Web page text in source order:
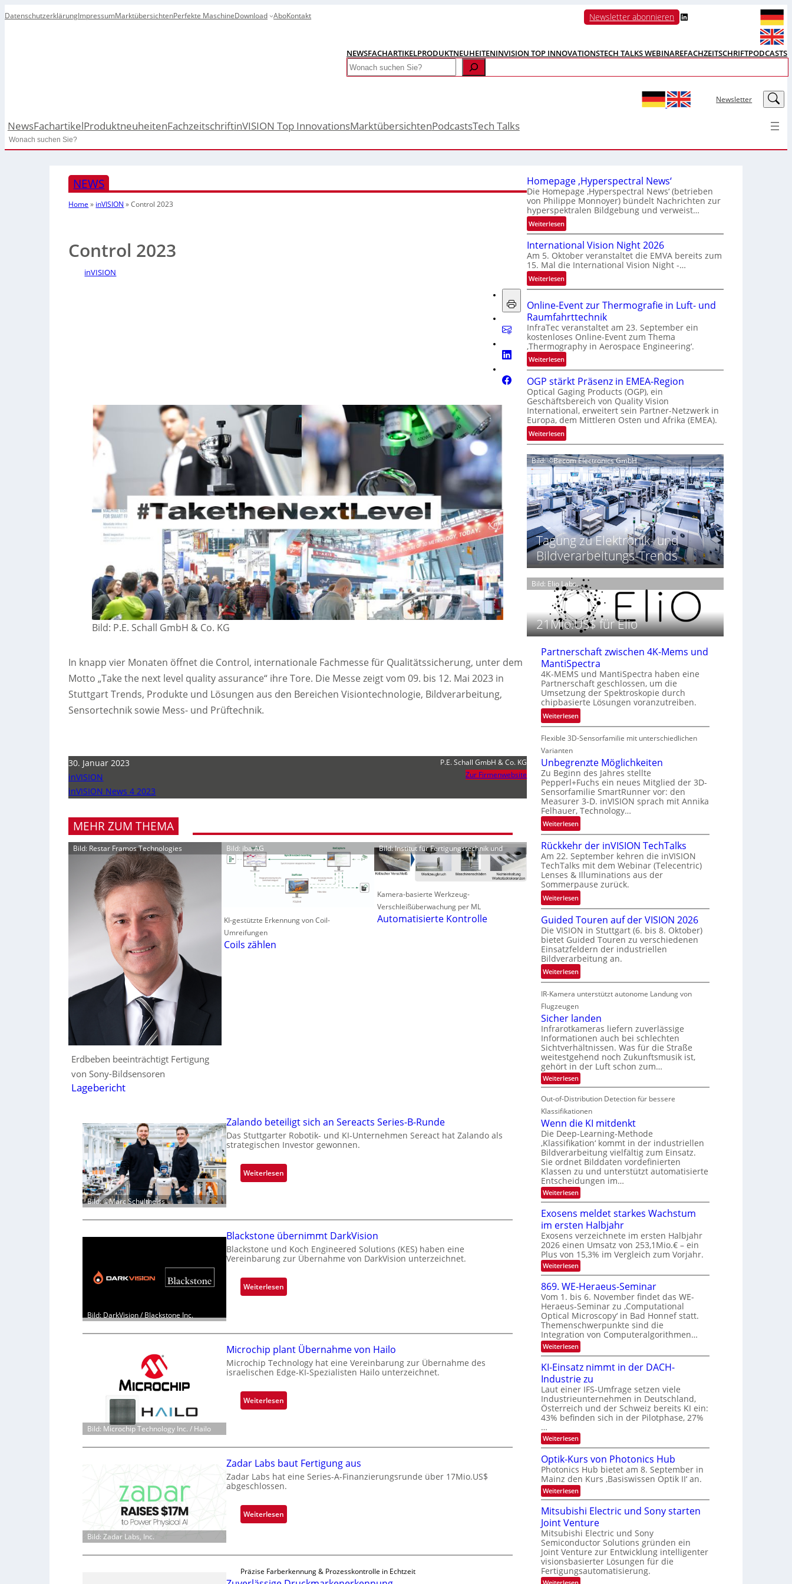
DatenschutzerklärungImpressumMarktübersichtenPerfekte MaschineDownload AboKontakt Newsletter abonnieren LinkedIn
NEWSFACHARTIKELPRODUKTNEUHEITENINVISION TOP INNOVATIONSTECH TALKS WEBINAREFACHZEITSCHRIFTPODCASTS
Search
Newsletter LinkedIn
NewsFachartikelProduktneuheitenFachzeitschriftinVISION Top InnovationsMarktübersichtenPodcastsTech Talks
Search
NEWS
Home » inVISION »Control 2023
Control 2023
inVISION
Bild: P.E. Schall GmbH & Co. KG
In knapp vier Monaten öffnet die Control, internationale Fachmesse für Qualitätssicherung, unter dem
Motto „Take the next level quality assurance“ ihre Tore. Die Messe zeigt vom 09. bis 12. Mai 2023 in
Stuttgart Trends, Produkte und Lösungen aus den Bereichen Visiontechnologie, Bildverarbeitung,
Sensortechnik sowie Mess- und Prüftechnik.
30. Januar 2023
inVISION
inVISION News 4 2023
P.E. Schall GmbH & Co. KG
Zur Firmenwebsite
MEHR ZUM THEMA
Bild: Restar Framos Technologies
Erdbeben beeinträchtigt Fertigung
von Sony-Bildsensoren
Lagebericht
Bild: iba AG
KI-gestützte Erkennung von Coil-
Umreifungen
Coils zählen
Bild: Institut für Fertigungstechnik und
Kamera-basierte Werkzeug-
Verschleißüberwachung per ML
Automatisierte Kontrolle
Bild: ©Marc Schultheiss
Zalando beteiligt sich an Sereacts Series-B-Runde
Das Stuttgarter Robotik- und KI-Unternehmen Sereact hat Zalando als
strategischen Investor gewonnen.
Weiterlesen:
Z
a
n
d
o
e
t
l
i
g
t
c
n
e
r
a
c
S
e
r
Bild: DarkVision / Blackstone Inc.
Blackstone übernimmt DarkVision
Blackstone und Koch Engineered Solutions (KES) haben eine
Vereinbarung zur Übernahme von DarkVision unterzeichnet.
Weiterlesen:
B
c
k
s
t
n
e
e
r
n
i
m
t
r
k
Bild: Microchip Technology Inc. / Hailo
Microchip plant Übernahme von Hailo
Microchip Technology hat eine Vereinbarung zur Übernahme des
israelischen Edge-KI-Spezialisten Hailo unterzeichnet.
Weiterlesen:
M
r
o
c
h
p
p
t
Bild: Zadar Labs, Inc.
Zadar Labs baut Fertigung aus
Zadar Labs hat eine Series-A-Finanzierungsrunde über 17Mio.US$
abgeschlossen.
Weiterlesen:
Z
r
Präzise Farberkennung & Prozesskontrolle in Echtzeit
Homepage ‚Hyperspectral News‘
Die Homepage ‚Hyperspectral News‘ (betrieben
von Philippe Monnoyer) bündelt Nachrichten zur
hyperspektralen Bildgebung und verweist…
Weiterlesen:
H
o
m
e
p
a
‚
H
y
e
r
s
p
e
c
t
r
a
l
N
e
w
s
‘
International Vision Night 2026
Am 5. Oktober veranstaltet die EMVA bereits zum
15. Mal die International Vision Night -…
Weiterlesen:
I
t
e
r
n
t
i
o
n
a
l
V
i
s
i
n
N
i
g
h
t
2
0
2
6
Online-Event zur Thermografie in Luft- und
Raumfahrttechnik
InfraTec veranstaltet am 23. September ein
kostenloses Online-Event zum Thema
‚Thermography in Aerospace Engineering‘.
Weiterlesen:
O
n
l
i
n
e
-
v
e
n
t
z
u
r
T
e
m
o
g
r
a
f
i
e
i
n
L
u
f
t
-
u
n
d
R
a
u
m
f
h
r
t
t
e
c
h
n
k
OGP stärkt Präsenz in EMEA-Region
Optical Gaging Products (OGP), ein
Geschäftsbereich von Quality Vision
International, erweitert sein Partner-Netzwerk in
Europa, dem Mittleren Osten und Afrika (EMEA).
Weiterlesen:
O
G
P
t
ä
r
k
t
P
r
ä
s
e
n
z
i
n
M
E
A
-
R
e
g
Bild: ©Becom Electronics GmbH
Tagung zu Elektronik- und
Bildverarbeitungs-Trends
Bild: Elio Labs.
21Mio.US$ für Elio
Partnerschaft zwischen 4K-Mems und
MantiSpectra
4K-MEMS und MantiSpectra haben eine
Partnerschaft geschlossen, um die
Umsetzung der Spektroskopie durch
chipbasierte Lösungen voranzutreiben.
Weiterlesen:
P
a
t
n
e
r
c
h
f
t
z
w
i
s
c
h
e
n
4
K
-
M
e
m
s
u
n
d
M
a
n
S
p
e
c
t
r
a
Flexible 3D-Sensorfamilie mit unterschiedlichen
Varianten
Unbegrenzte Möglichkeiten
Zu Beginn des Jahres stellte
Pepperl+Fuchs ein neues Mitglied der 3D-
Sensorfamilie SmartRunner vor: den
Measurer 3-D. inVISION sprach mit Annika
Felhauer, Technology…
Weiterlesen:
U
n
b
e
g
r
e
z
t
e
M
g
l
h
k
e
i
t
e
Rückkehr der inVISION TechTalks
Am 22. September kehren die inVISION
TechTalks mit dem Webinar (Telecentric)
Lenses & Illuminations aus der
Sommerpause zurück.
Weiterlesen:
R
ü
c
k
k
e
h
d
e
r
i
n
V
I
S
I
O
N
T
e
c
h
T
a
l
k
s
Guided Touren auf der VISION 2026
Die VISION in Stuttgart (6. bis 8. Oktober)
bietet Guided Touren zu verschiedenen
Einsatzfeldern der industriellen
Bildverarbeitung an.
Weiterlesen:
G
u
i
d
e
d
T
o
u
r
e
a
u
f
d
e
r
V
I
O
N
2
0
2
6
IR-Kamera unterstützt autonome Landung von
Flugzeugen
Sicher landen
Infrarotkameras liefern zuverlässige
Informationen auch bei schlechten
Sichtverhältnissen. Was für die Straße
weitestgehend noch Zukunftsmusik ist,
gehört in der Luft schon zum…
Weiterlesen:
S
c
h
r
l
a
n
d
e
n
Out-of-Distribution Detection für bessere
Klassifikationen
Wenn die KI mitdenkt
Die Deep-Learning-Methode
‚Klassifikation‘ kommt in der industriellen
Bildverarbeitung vielfältig zum Einsatz.
Sie ordnet Bilddaten vordefinierten
Klassen zu und unterstützt automatisierte
Entscheidungen im…
Weiterlesen:
W
n
n
d
e
K
I
m
i
t
d
e
n
k
t
Exosens meldet starkes Wachstum
im ersten Halbjahr
Exosens verzeichnete im ersten Halbjahr
2026 einen Umsatz von 253,1Mio.€ – ein
Plus von 15,3% im Vergleich zum Vorjahr.
Weiterlesen:
E
x
o
s
e
n
s
m
e
l
d
e
t
s
t
a
r
k
e
W
a
h
s
t
u
m
m
e
r
s
t
e
n
H
a
869. WE-Heraeus-Seminar
Vom 1. bis 6. November findet das WE-
Heraeus-Seminar zu ‚Computational
Optical Microscopy‘ in Bad Honnef statt.
Themenschwerpunkte sind die
Integration von Computeralgorithmen…
Weiterlesen:
8
9
.
W
E
-
H
e
a
e
s
-
S
e
m
i
n
a
r
KI-Einsatz nimmt in der DACH-
Industrie zu
Laut einer IFS-Umfrage setzen viele
Industrieunternehmen in Deutschland,
Österreich und der Schweiz bereits KI ein:
43% befinden sich in der Pilotphase, 27%
…
Weiterlesen:
K
-
E
i
n
s
t
z
n
i
m
m
t
i
n
Optik-Kurs von Photonics Hub
Photonics Hub bietet am 8. September in
Mainz den Kurs ‚Basiswissen Optik II‘ an.
Weiterlesen:
O
p
t
i
k
-
K
u
r
s
v
Mitsubishi Electric und Sony starten
Joint Venture
Mitsubishi Electric und Sony
Semiconductor Solutions gründen ein
Joint Venture zur Entwicklung intelligenter
visionsbasierter Lösungen für die
Fertigungsautomatisierung.
: